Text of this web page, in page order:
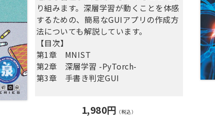
画像分類では、AutoML Visionを使って
データセットから都市の写真を学習さ
せ、その学習結果のモデルを元に新しい
データセットに対してどの都市の写真で
あるのかを自動予測させます。
タニック問題も解いていきます。タイタ
ニック問題は幾つかの限られたデータを
り組みます。深層学習が動くことを体感
するための、簡易なGUIアプリの作成方
法についても解説しています。
【目次】
第1章 MNIST
第2章 深層学習 -PyTorch-
第3章 手書き判定GUI
1,980円 （税込）